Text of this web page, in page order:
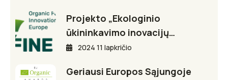
Projekto „Ekologinio
ūkininkavimo inovacijų…
2024 11 lapkričio
Geriausi Europos Sąjungoje